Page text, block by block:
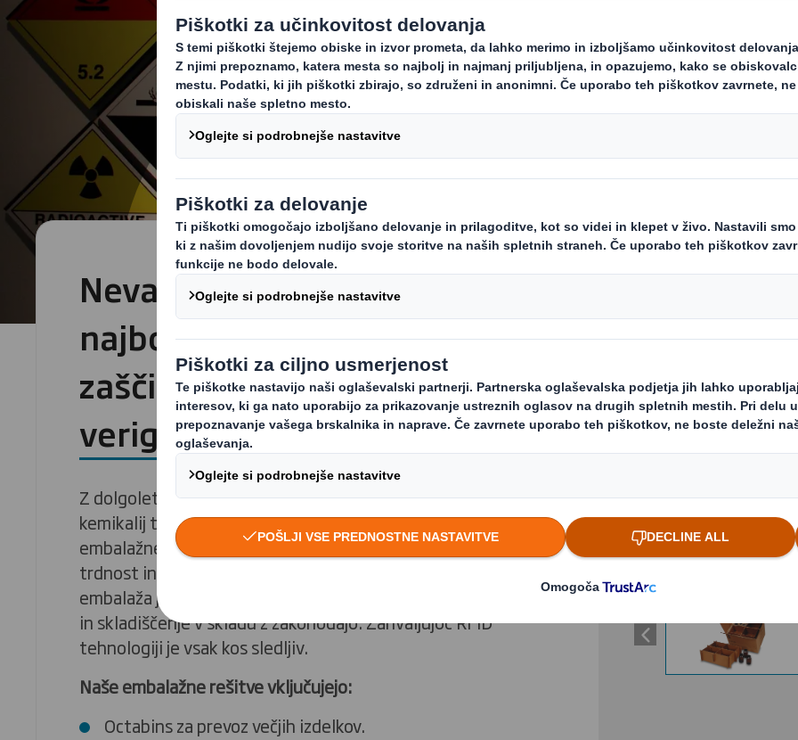
Nevarno blago potrebuje
najboljšo embalažo. 100 %
zaščita skozi celotno dobavno
verigo
Z dolgoletnim sodelovanjem s proizvajalci in dobavitelji
kemikalij ter drugih nevarnih snovi smo razvili trajnostne
embalažne rešitve iz valovitega kartona, ki zagotavljajo
trdnost in varnost od skladiščenja do dostave. Vsaka
embalaža je jasno označena z nujnimi informacijami za prevoz
in skladiščenje v skladu z zakonodajo. Zahvaljujoč RFID
tehnologiji je vsak kos sledljiv.
Naše embalažne rešitve vključujejo:
Octabins za prevoz večjih izdelkov.
Carousel. Use
Previous slide
Kliknite za povečavo